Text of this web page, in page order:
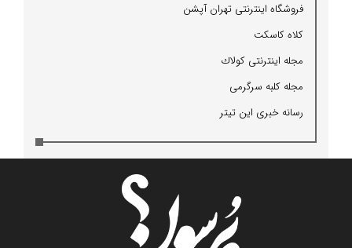
فروشگاه اینترنتی تهران آپشن
كلاه كاسكت
مجله اینترنتی كولاك
مجله كلبه سرگرمی
رسانه خبری این تیتر